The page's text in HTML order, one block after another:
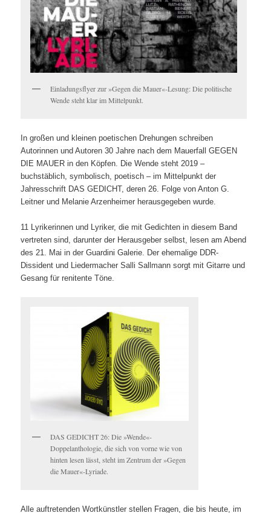
Einladungsflyer zur »Gegen die Mauer«-Lesung: Die politische
Wende steht klar im Mittelpunkt.
In großen und kleinen poetischen Drehungen schreiben
Autorinnen und Autoren 30 Jahre nach dem Mauerfall GEGEN
DIE MAUER in den Köpfen. Die Wende steht 2019 –
buchstäblich, symbolisch, poetisch – im Mittelpunkt der
Jahresschrift DAS GEDICHT, deren 26. Folge von Anton G.
Leitner und Melanie Arzenheimer herausgegeben wurde.
11 Lyrikerinnen und Lyriker, die mit Gedichten in diesem Band
vertreten sind, darunter der Herausgeber selbst, lesen am Abend
des 21. Mai in der Guardini Galerie. Der ehemalige DDR-
Dissident und Liedermacher Salli Sallmann sorgt mit Gitarre und
Gesang für renitente Töne.
DAS GEDICHT 26: Die »Wende«-
Doppelanthologie, die sich von vorne wie von
hinten lesen lässt, steht im Zentrum der »Gegen
die Mauer«-Lyriade.
Alle auftretenden Wortkünstler stellen Fragen, die bis heute, im